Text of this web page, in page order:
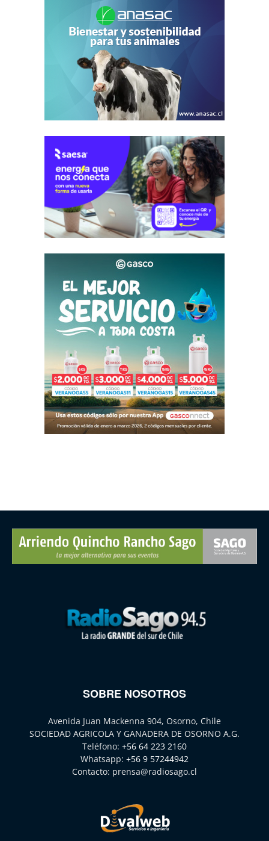
SOBRE NOSOTROS
Avenida Juan Mackenna 904, Osorno, Chile
SOCIEDAD AGRICOLA Y GANADERA DE OSORNO A.G.
Teléfono: +56 64 223 2160
Whatsapp: +56 9 57244942
Contacto: prensa@radiosago.cl